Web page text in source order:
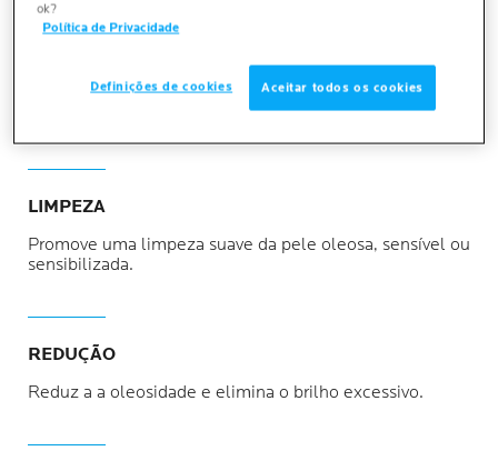
PRINCIPAIS BENEFÍCIOS
LIMPEZA
Promove uma limpeza suave da pele oleosa, sensível ou
sensibilizada.
REDUÇÃO
Reduz a a oleosidade e elimina o brilho excessivo.
ok?
Política de Privacidade
Definições de cookies Aceitar todos os cookies